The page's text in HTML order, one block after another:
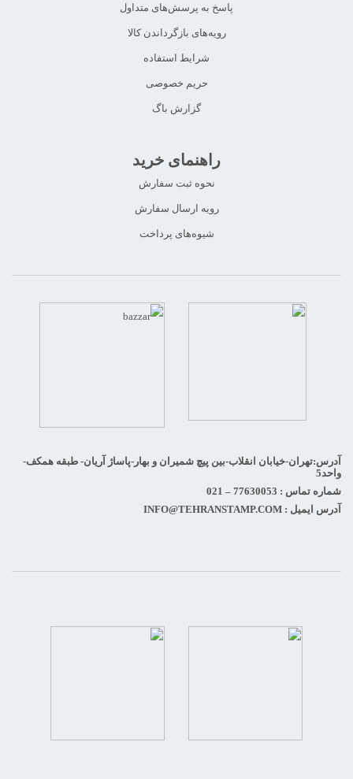
پاسخ به پرسش‌های متداول
رویه‌های بازگرداندن کالا
شرایط استفاده
حریم خصوصی
گزارش باگ
راهنمای خرید
نحوه ثبت سفارش
رویه ارسال سفارش
شیوه‌های پرداخت
آدرس:تهران-خیابان انقلاب-بین پیچ شمیران و بهار-پاساژ آریان- طبقه همکف-
واحد5
شماره تماس : 77630053 – 021
آدرس ایمیل : INFO@TEHRANSTAMP.COM